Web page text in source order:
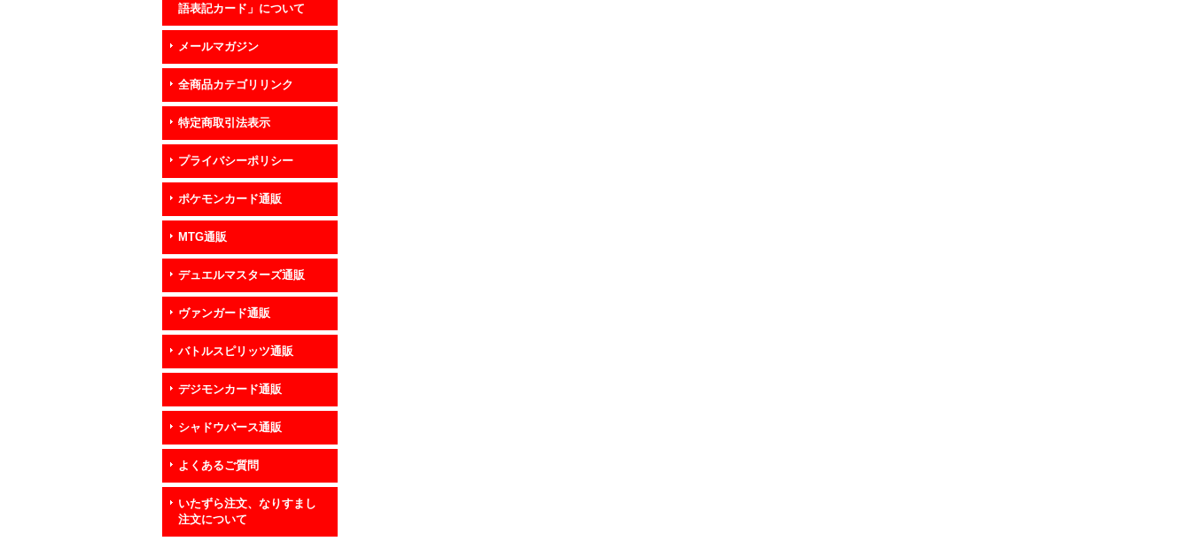
語表記カード」について
メールマガジン
全商品カテゴリリンク
特定商取引法表示
プライバシーポリシー
ポケモンカード通販
MTG通販
デュエルマスターズ通販
ヴァンガード通販
バトルスピリッツ通販
デジモンカード通販
シャドウバース通販
よくあるご質問
いたずら注文、なりすまし
注文について